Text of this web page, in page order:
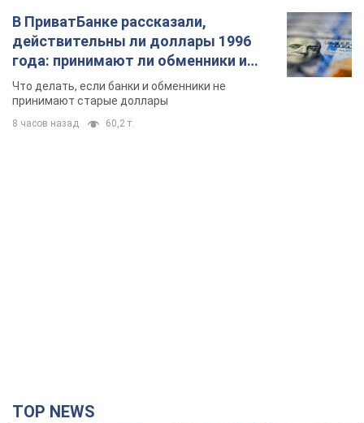
В ПриватБанке рассказали,
действительны ли доллары 1996
года: принимают ли обменники и
банки такие купюры
Что делать, если банки и обменники не
принимают старые доллары
8 часов назад 60,2 т.
TOP NEWS